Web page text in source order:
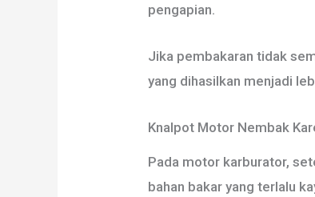
pengapian.
Jika pembakaran tidak
yang dihasilkan menjadi
Knalpot Motor Nembak
Pada motor karburator,
bahan bakar yang terlalu